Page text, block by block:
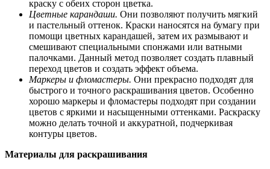
краску с обеих сторон цветка.
Цветные карандаши. Они позволяют получить мягкий
и пастельный оттенок. Краски наносятся на бумагу при
помощи цветных карандашей, затем их размывают и
смешивают специальными спонжами или ватными
палочками. Данный метод позволяет создать плавный
переход цветов и создать эффект объема.
Маркеры и фломастеры. Они прекрасно подходят для
быстрого и точного раскрашивания цветов. Особенно
хорошо маркеры и фломастеры подходят при создании
цветов с яркими и насыщенными оттенками. Раскраску
можно делать точной и аккуратной, подчеркивая
контуры цветов.
Материалы для раскрашивания